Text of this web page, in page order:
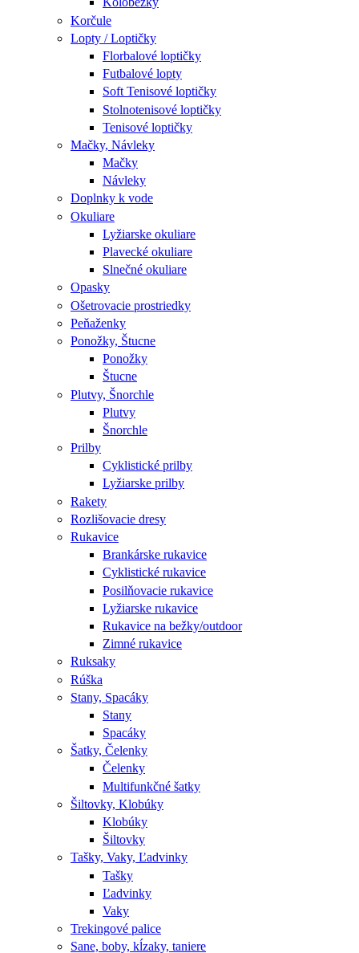
Korčule
Lopty / Loptičky
Florbalové loptičky
Futbalové lopty
Soft Tenisové loptičky
Stolnotenisové loptičky
Tenisové loptičky
Mačky, Návleky
Mačky
Návleky
Doplnky k vode
Okuliare
Lyžiarske okuliare
Plavecké okuliare
Slnečné okuliare
Opasky
Ošetrovacie prostriedky
Peňaženky
Ponožky, Štucne
Ponožky
Štucne
Plutvy, Šnorchle
Plutvy
Šnorchle
Prilby
Cyklistické prilby
Lyžiarske prilby
Rakety
Rozlišovacie dresy
Rukavice
Brankárske rukavice
Cyklistické rukavice
Posilňovacie rukavice
Lyžiarske rukavice
Rukavice na bežky/outdoor
Zimné rukavice
Ruksaky
Rúška
Stany, Spacáky
Stany
Spacáky
Šatky, Čelenky
Čelenky
Multifunkčné šatky
Šiltovky, Klobúky
Klobúky
Šiltovky
Tašky, Vaky, Ľadvinky
Tašky
Ľadvinky
Vaky
Trekingové palice
Sane, boby, kĺzaky, taniere